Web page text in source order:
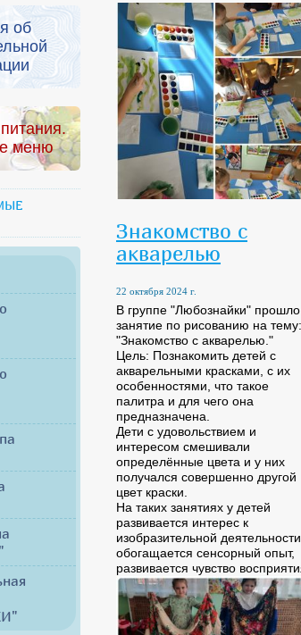
об
меню
Знакомство с
акварелью
22 октября 2024 г.
В группе "Любознайки" прошло
занятие по рисованию на тему:
"Знакомство с акварелью."
Цель: Познакомить детей с
акварельными красками, с их
особенностями, что такое
палитра и для чего она
предназначена.
Дети с удовольствием и
интересом смешивали
определённые цвета и у них
получался совершенно другой
цвет краски.
На таких занятиях у детей
развивается интерес к
изобразительной
обогащается сенсорный опыт,
развивается чувство